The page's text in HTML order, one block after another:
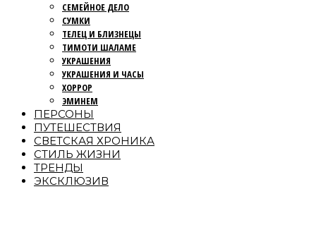
СЕМЕЙНОЕ ДЕЛО
СУМКИ
ТЕЛЕЦ И БЛИЗНЕЦЫ
ТИМОТИ ШАЛАМЕ
УКРАШЕНИЯ
УКРАШЕНИЯ И ЧАСЫ
ХОРРОР
ЭМИНЕМ
ПЕРСОНЫ
ПУТЕШЕСТВИЯ
СВЕТСКАЯ ХРОНИКА
СТИЛЬ ЖИЗНИ
ТРЕНДЫ
ЭКСКЛЮЗИВ